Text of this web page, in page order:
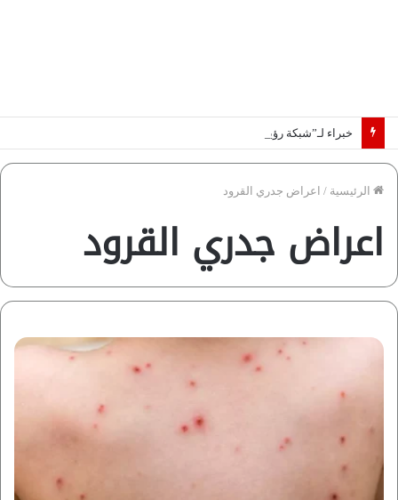
خبراء لـ”شبكة رؤية”: «اتفاق مكة» يغيّر قواعد اللعبة بالشرق الأوسط
الرئيسية / اعراض جدري القرود
اعراض جدري القرود